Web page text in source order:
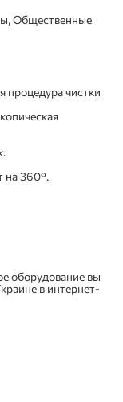
Общественные
процедура чистки
на 360°.
оборудование вы
в интернет-